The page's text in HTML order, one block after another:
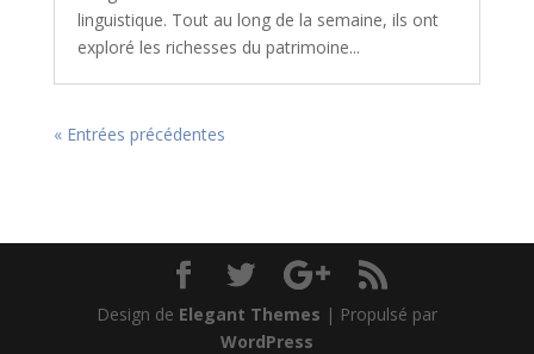
linguistique. Tout au long de la semaine, ils ont
exploré les richesses du patrimoine...
« Entrées précédentes
Design de Elegant Themes | Propulsé par
WordPress